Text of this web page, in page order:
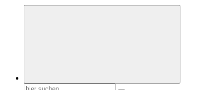
Suchen